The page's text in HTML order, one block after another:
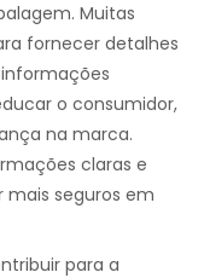
Muitas
fornecer detalhes
o consumidor,
na marca.
claras e
mais seguros em
para a